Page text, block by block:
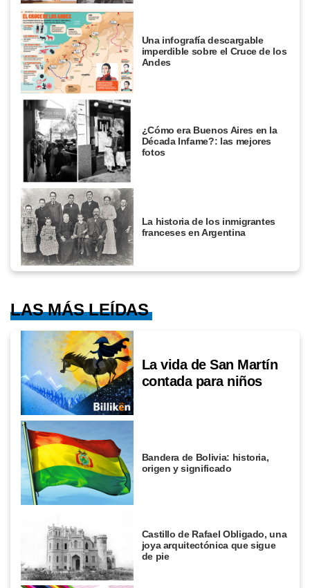
Una infografía descargable
imperdible sobre el Cruce de los
Andes
¿Cómo era Buenos Aires en la
Década Infame?: las mejores
fotos
La historia de los inmigrantes
franceses en Argentina
LAS MÁS LEÍDAS
La vida de San Martín
contada para niños
Bandera de Bolivia: historia,
origen y significado
Castillo de Rafael Obligado, una
joya arquitectónica que sigue
de pie